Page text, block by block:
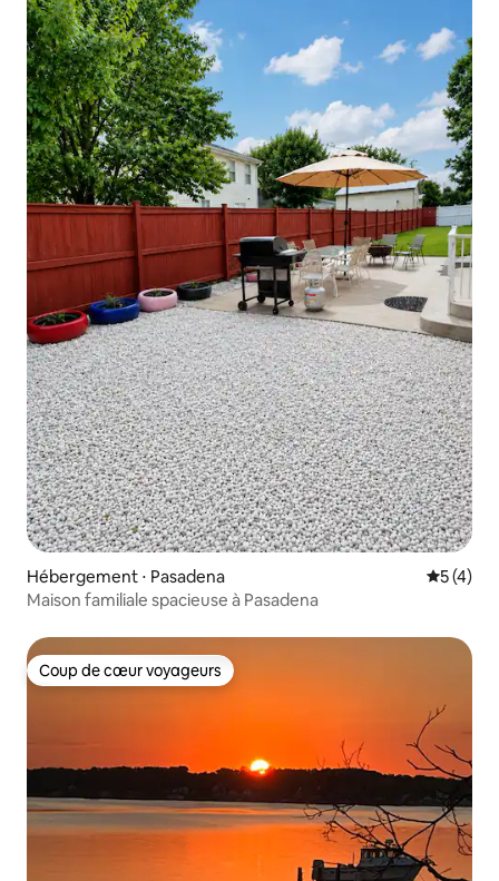
Hébergement ⋅ Pasadena
5 (4)
Maison familiale spacieuse à Pasadena
Coup de cœur voyageurs
Coup de cœur voyageurs